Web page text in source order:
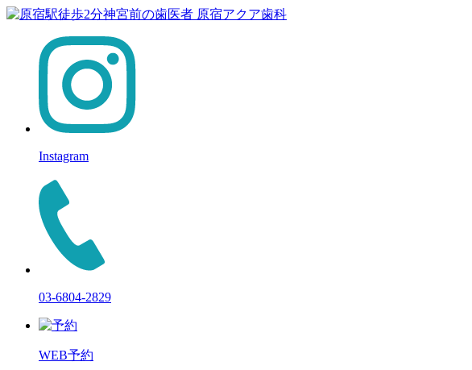
Instagram
03-6804-2829
WEB予約